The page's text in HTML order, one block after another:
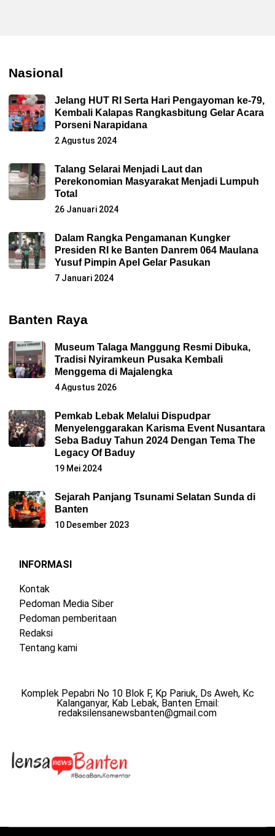
Nasional
Jelang HUT RI Serta Hari Pengayoman ke-79,
Kembali Kalapas Rangkasbitung Gelar Acara
Porseni Narapidana
2 Agustus 2024
Talang Selarai Menjadi Laut dan
Perekonomian Masyarakat Menjadi Lumpuh
Total
26 Januari 2024
Dalam Rangka Pengamanan Kungker
Presiden RI ke Banten Danrem 064 Maulana
Yusuf Pimpin Apel Gelar Pasukan
7 Januari 2024
Banten Raya
Museum Talaga Manggung Resmi Dibuka,
Tradisi Nyiramkeun Pusaka Kembali
Menggema di Majalengka
4 Agustus 2026
Pemkab Lebak Melalui Dispudpar
Menyelenggarakan Karisma Event Nusantara
Seba Baduy Tahun 2024 Dengan Tema The
Legacy Of Baduy
19 Mei 2024
Sejarah Panjang Tsunami Selatan Sunda di
Banten
10 Desember 2023
INFORMASI
Kontak
Pedoman Media Siber
Pedoman pemberitaan
Redaksi
Tentang kami
Komplek Pepabri No 10 Blok F, Kp Pariuk, Ds Aweh, Kc
Kalanganyar, Kab Lebak, Banten Email:
redaksilensanewsbanten@gmail.com